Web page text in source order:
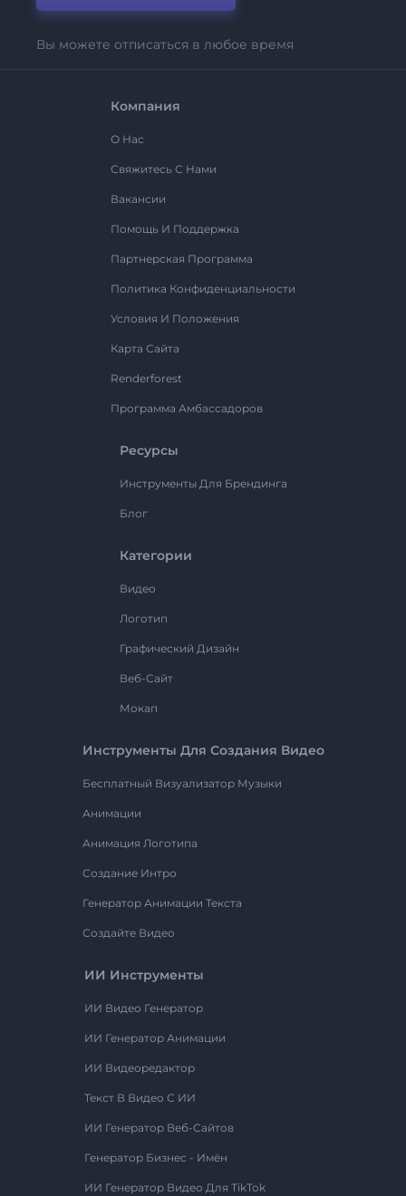
Вы можете отписаться в любое время
Компания
О Нас
Свяжитесь С Нами
Вакансии
Помощь И Поддержка
Партнерская Программа
Политика Конфиденциальности
Условия И Положения
Карта Сайта
Renderforest
Программа Амбассадоров
Ресурсы
Инструменты Для Брендинга
Блог
Категории
Видео
Логотип
Графический Дизайн
Веб-Сайт
Мокап
Инструменты Для Создания Видео
Бесплатный Визуализатор Музыки
Анимации
Анимация Логотипа
Создание Интро
Генератор Анимации Текста
Создайте Видео
ИИ Инструменты
ИИ Видео Генератор
ИИ Генератор Анимации
ИИ Видеоредактор
Текст В Видео С ИИ
ИИ Генератор Веб-Сайтов
Генератор Бизнес - Имён
ИИ Генератор Видео Для TikTok